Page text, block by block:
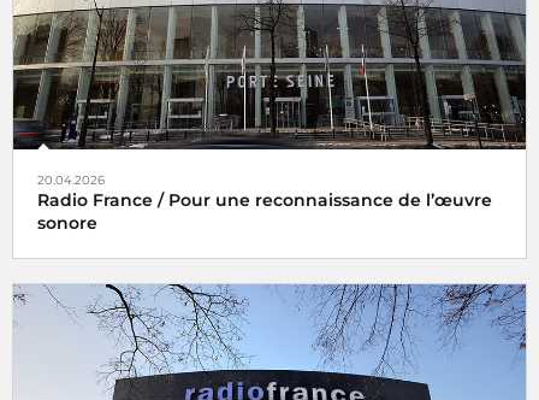
20.04.2026
Radio France / Pour une reconnaissance de l’œuvre
sonore